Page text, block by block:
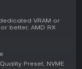
da humanidade,
extinção. Facções
sensorial ou
Hush. O
VRAM or
better, AMD RX
Preset, NVME